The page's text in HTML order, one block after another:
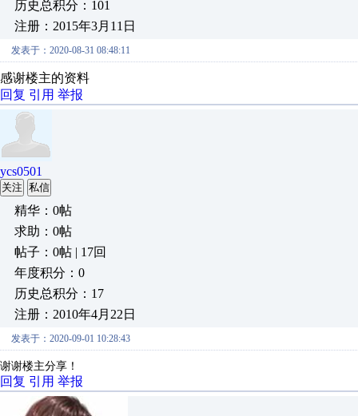
历史总积分：101
注册：2015年3月11日
发表于：2020-08-31 08:48:11
感谢楼主的资料
回复 引用 举报
ycs0501
关注 私信
精华：0帖
求助：0帖
帖子：0帖 | 17回
年度积分：0
历史总积分：17
注册：2010年4月22日
发表于：2020-09-01 10:28:43
谢谢楼主分享！
回复 引用 举报